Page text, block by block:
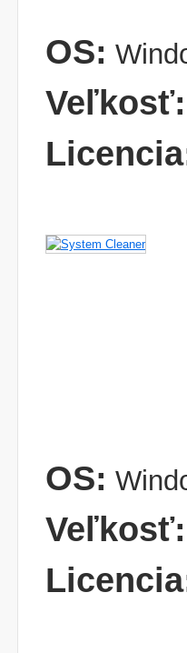
OS:
Veľkosť:
OS:
Veľkosť: